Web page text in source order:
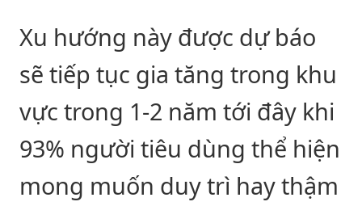
Xu hướng này được dự báo
sẽ tiếp tục gia tăng trong khu
vực trong 1-2 năm tới đây khi
93% người tiêu dùng thể hiện
mong muốn duy trì hay thậm